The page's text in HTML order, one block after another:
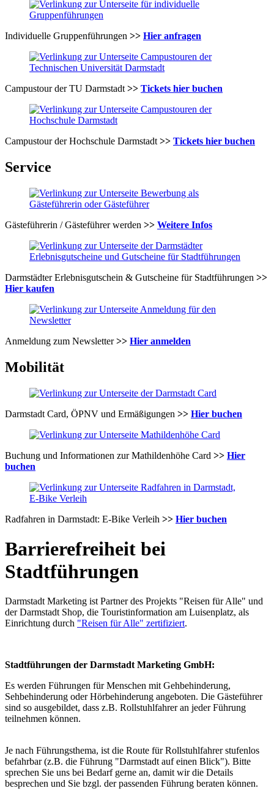
Individuelle Gruppenführungen >> Hier anfragen
Campustour der TU Darmstadt >> Tickets hier buchen
Campustour der Hochschule Darmstadt >> Tickets hier buchen
Service
Gästeführerin / Gästeführer werden >> Weitere Infos
Darmstädter Erlebnisgutschein & Gutscheine für Stadtführungen >>
Hier kaufen
Anmeldung zum Newsletter>> Hier anmelden
Mobilität
Darmstadt Card, ÖPNV und Ermäßigungen >> Hier buchen
Buchung und Informationen zur Mathildenhöhe Card >> Hier
buchen
Radfahren in Darmstadt: E-Bike Verleih >> Hier buchen
Barrierefreiheit bei
Stadtführungen
Darmstadt Marketing ist Partner des Projekts "Reisen für Alle" und
der Darmstadt Shop, die Touristinformation am Luisenplatz, als
Einrichtung durch "Reisen für Alle" zertifiziert.
Stadtführungen der Darmstadt Marketing GmbH:
Es werden Führungen für Menschen mit Gehbehinderung,
Sehbehinderung oder Hörbehinderung angeboten. Die Gästeführer
sind so ausgebildet, dass z.B. Rollstuhlfahrer an jeder Führung
teilnehmen können.
Je nach Führungsthema, ist die Route für Rollstuhlfahrer stufenlos
befahrbar (z.B. die Führung "Darmstadt auf einen Blick"). Bitte
sprechen Sie uns bei Bedarf gerne an, damit wir die Details
besprechen und Sie bzgl. der passenden Führung beraten können.